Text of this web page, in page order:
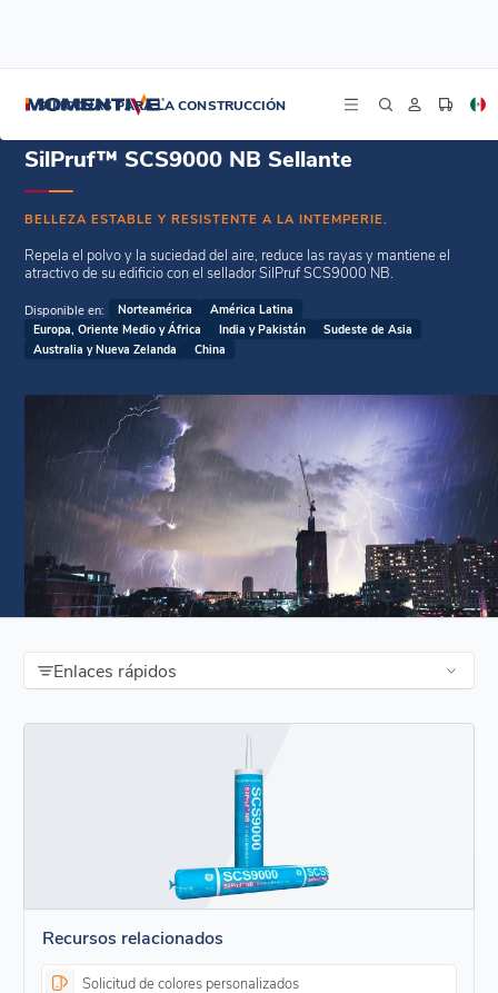
SILICONAS PARA LA CONSTRUCCIÓN
SilPruf™ SCS9000 NB Sellante
BELLEZA ESTABLE Y RESISTENTE A LA INTEMPERIE.
Repela el polvo y la suciedad del aire, reduce las rayas y mantiene el
atractivo de su edificio con el sellador SilPruf SCS9000 NB.
Disponible en: Norteamérica
América Latina
Europa, Oriente Medio y África
India y Pakistán
Sudeste de Asia
Australia y Nueva Zelanda
China
Enlaces rápidos
Recursos relacionados
Solicitud de colores personalizados